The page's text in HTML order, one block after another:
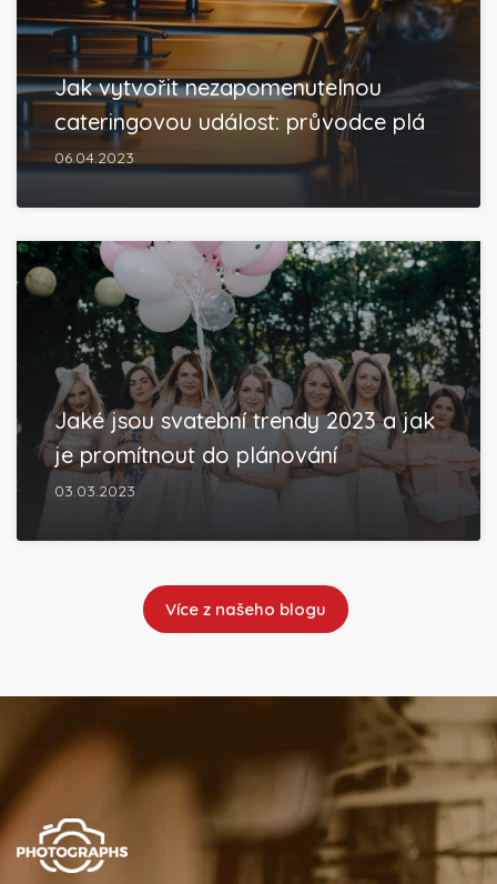
Jak vytvořit nezapomenutelnou
cateringovou událost: průvodce plá
06.04.2023
Jaké jsou svatební trendy 2023 a jak
je promítnout do plánování
03.03.2023
Více z našeho blogu